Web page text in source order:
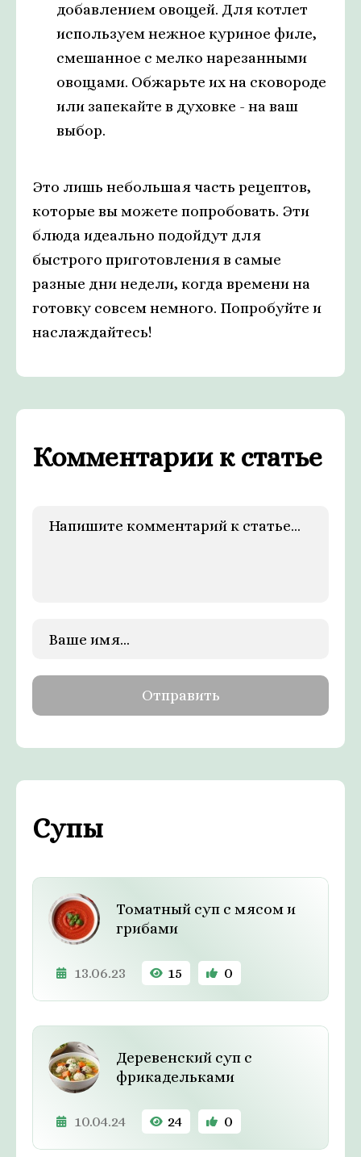
добавлением овощей. Для котлет
используем нежное куриное филе,
смешанное с мелко нарезанными
овощами. Обжарьте их на сковороде
или запекайте в духовке - на ваш
выбор.
Это лишь небольшая часть рецептов,
которые вы можете попробовать. Эти
блюда идеально подойдут для
быстрого приготовления в самые
разные дни недели, когда времени на
готовку совсем немного. Попробуйте и
наслаждайтесь!
Комментарии к статье
Супы
Томатный суп с мясом и
грибами
13.06.23 15 0
Деревенский суп с
фрикадельками
10.04.24 24 0